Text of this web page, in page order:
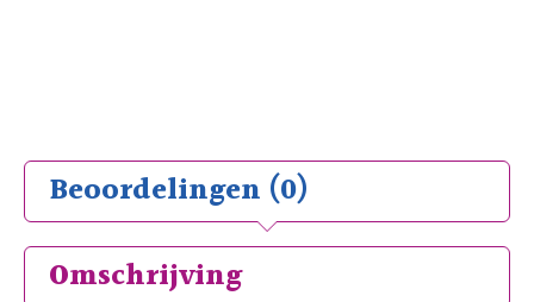
Beoordelingen (0)
Omschrijving